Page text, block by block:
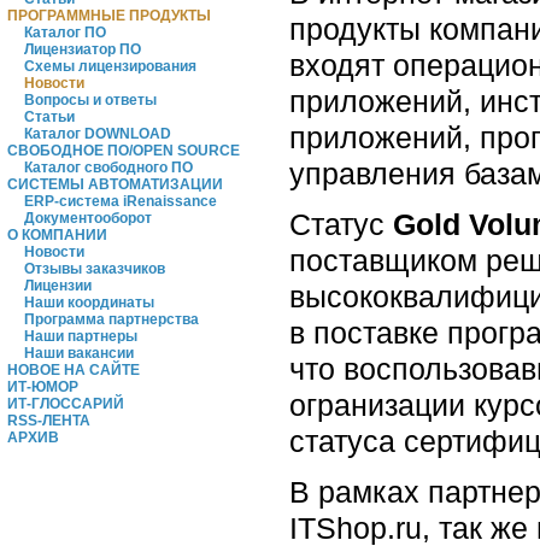
ПРОГРАММНЫЕ ПРОДУКТЫ
Каталог ПО
Лицензиатор ПО
Схемы лицензирования
Новости
Вопросы и ответы
Статьи
Каталог DOWNLOAD
СВОБОДНОЕ ПО/OPEN SOURCE
Каталог свободного ПО
СИСТЕМЫ АВТОМАТИЗАЦИИ
ERP-система iRenaissance
Документооборот
О КОМПАНИИ
Новости
Отзывы заказчиков
Лицензии
Наши координаты
Программа партнерства
Наши партнеры
Наши вакансии
НОВОЕ НА САЙТЕ
ИТ-ЮМОР
ИТ-ГЛОССАРИЙ
RSS-ЛЕНТА
АРХИВ
продукты
входят
приложений,
приложений,
управления
Статус Gold
поставщиком
в поставке
что
огранизации
статуса
В рамках
ITShop.ru, так